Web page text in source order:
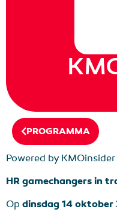
PROGRAMMA
Powered by KMOinsider
HR gamechangers in
Op dinsdag 14 oktober